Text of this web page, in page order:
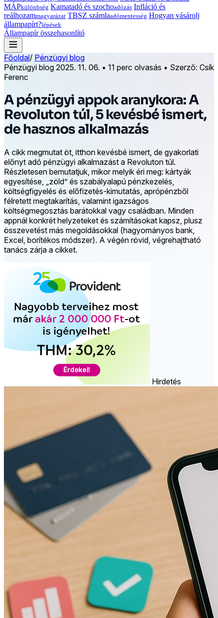
MÁPkülönbség Kamatadó és szochoadózás Infláció és
reálhozammagyarázat TBSZ számlaadómentesség Hogyan vásárolj
állampapírt?lépések
Állampapír összehasonlító
Főoldal/ Pénzügyi blog
Pénzügyi blog 2025. 11. 06. • 11 perc olvasás • Szerző: Csík
Ferenc
A pénzügyi appok aranykora: A
Revoluton túl, 5 kevésbé ismert,
de hasznos alkalmazás
A cikk megmutat öt, itthon kevésbé ismert, de gyakorlati
előnyt adó pénzügyi alkalmazást a Revoluton túl.
Részletesen bemutatjuk, mikor melyik éri meg: kártyák
egyesítése, „zöld” és szabályalapú pénzkezelés,
költségfigyelés és előfizetés-kimutatás, aprópénzből
félretett megtakarítás, valamint igazságos
költségmegosztás barátokkal vagy családban. Minden
appnál konkrét helyzeteket és számításokat kapsz, plusz
összevetést más megoldásokkal (hagyományos bank,
Excel, borítékos módszer). A végén rövid, végrehajtható
tanács zárja a cikket.
Hirdetés